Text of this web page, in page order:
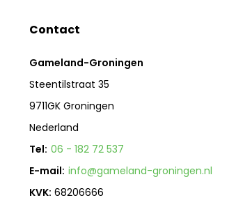
Contact
Gameland-Groningen
Steentilstraat 35
9711GK Groningen
Nederland
Tel: 06 - 182 72 537
E-mail: info@gameland-groningen.nl
KVK: 68206666